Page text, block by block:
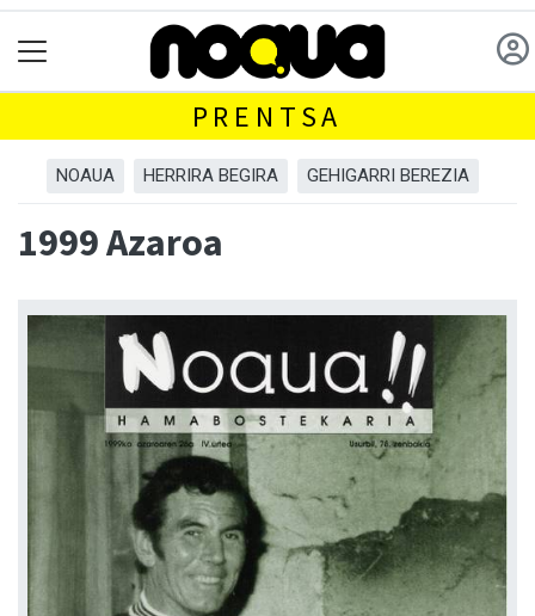
PRENTSA
NOAUA HERRIRA BEGIRA GEHIGARRI BEREZIA
1999 Azaroa